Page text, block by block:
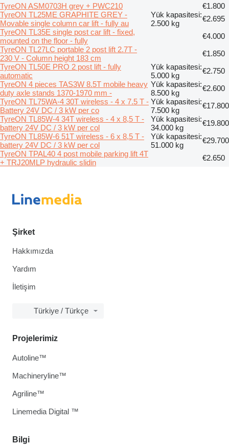
TyreON ASM0703H grey + PWC210
€1.800
TyreON TL25ME GRAPHITE GREY -
Movable single column car lift - fully au
Yük kapasitesi:
2.500 kg
€2.695
TyreON TL35E single post car lift - fixed,
mounted on the floor - fully
€4.000
TyreON TL27LC portable 2 post lift 2.7T -
230 V - Column height 183 cm
€1.850
TyreON TL50E PRO 2 post lift - fully
automatic
Yük kapasitesi:
5.000 kg
€2.750
TyreON 4 pieces TAS3W 8.5T mobile heavy
duty axle stands 1370-1970 mm -
Yük kapasitesi:
8.500 kg
€2.600
TyreON TL75WA-4 30T wireless - 4 x 7.5 T -
Battery 24V DC / 3 kW per co
Yük kapasitesi:
7.500 kg
€17.800
TyreON TL85W-4 34T wireless - 4 x 8,5 T -
battery 24V DC / 3 kW per col
Yük kapasitesi:
34.000 kg
€19.800
TyreON TL85W-6 51T wireless - 6 x 8,5 T -
battery 24V DC / 3 kW per col
Yük kapasitesi:
51.000 kg
€29.700
TyreON TPAL40 4 post mobile parking lift 4T
+ TRJ20MLP hydraulic slidin
€2.650
Şirket
Hakkımızda
Yardım
İletişim
Türkiye / Türkçe
Bilgi
Projelerimiz
Autoline™
Machineryline™
Agriline™
Linemedia Digital ™